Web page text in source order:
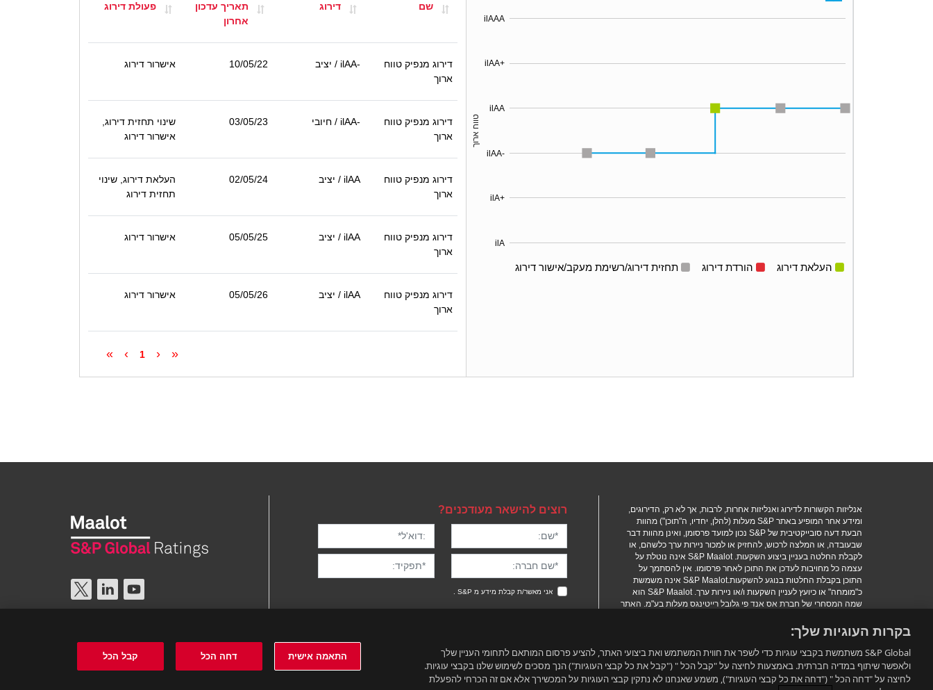
עדכון תנאי השימוש:
ilA
ilA+
ilAA-
ilAA
ilAA+
ilAAA
טווח ארוך
העלאת דירוג הורדת דירוג תחזית דירוג/רשימת מעקב/אישור דירוג
שם דירוג
תאריך עדכון
אחרון
פעולת דירוג
דירוג מנפיק טווח
ארוך
ilAA- / יציב 10/05/22 אישרור דירוג
דירוג מנפיק טווח
ארוך
ilAA- / חיובי 03/05/23
שינוי תחזית דירוג,
אישרור דירוג
דירוג מנפיק טווח
ארוך
ilAA / יציב 02/05/24
העלאת דירוג, שינוי
תחזית דירוג
דירוג מנפיק טווח
ארוך
ilAA / יציב 05/05/25 אישרור דירוג
דירוג מנפיק טווח
ארוך
ilAA / יציב 05/05/26 אישרור דירוג
«
‹
1
›
»
אנליזות הקשורות לדירוג ואנליזות אחרות, לרבות, אך לא רק, הדירוגים,
ומידע אחר המופיע באתר S&P מעלות (להלן, יחדיו, ה"תוכן") מהוות
הבעת דעה סובייקטיבית של S&P נכון למועד פרסומן, ואינן מהוות דבר
שבעובדה, או המלצה לרכוש, להחזיק או למכור ניירות ערך כלשהם, או
לקבלת החלטה בעניין ביצוע השקעות. S&P Maalot אינה נוטלת על
עצמה כל מחויבות לעדכן את התוכן לאחר פרסומו. אין להסתמך על
התוכן בקבלת החלטות בנוגע להשקעות.S&P Maalot אינה משמשת
כ"מומחה" או כיועץ לעניין השקעות ו/או ניירות ערך. S&P Maalot הוא
שמה המסחרי של חברת אס אנד פי גלובל רייטינגס מעלות בע"מ. האתר
הגבלת אחריות|תנאי שימוש
.Copyright 2016 S&P Maalot a subsidiary of S&P Global. All
rights reserved
רוצים להישאר מעודכנים?
אני מאשר/ת קבלת מידע מ S&P .
התאמה אישית
בקרות העוגיות שלך:
S&P Global משתמשת בקבצי עוגיות כדי לשפר את חווית המשתמש ואת ביצועי האתר, להציע פרסום המותאם לתחומי העניין שלך
ולאפשר שיתוף במדיה חברתית. באמצעות לחיצה על "קבל הכל " ("קבל את כל קבצי העוגיות") הנך מסכים לשימוש שלנו בקבצי עוגיות.
לחיצה על "דחה הכל " ("דחה את כל קבצי העוגיות"), משמע שאנחנו לא נתקין קבצי העוגיות על המכשירך אלא אם זה הכרחי להפעלת
התאמה אישית דחה הכל קבל הכל